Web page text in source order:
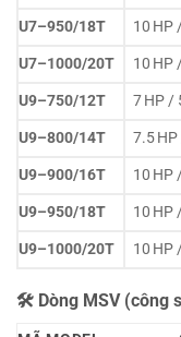
U7–950/18T
10 HP
U7–1000/20T
10 HP
U9–750/12T
7 HP /
U9–800/14T
7.5
U9–900/16T
10 HP
U9–950/18T
10 HP
U9–1000/20T
10 HP
🛠 Dòng MSV (công